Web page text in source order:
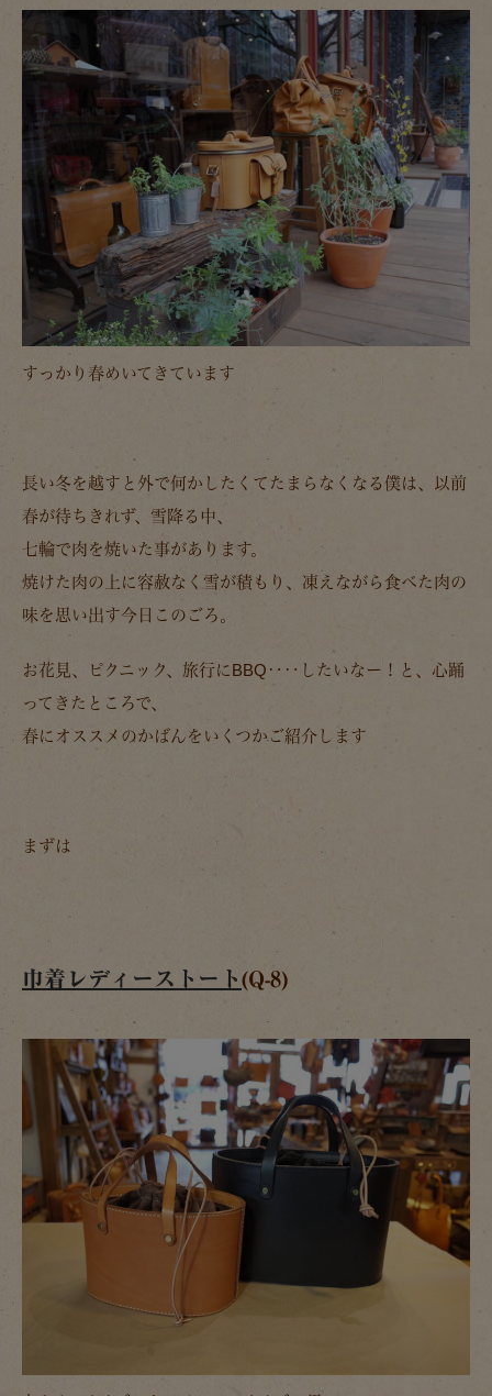
すっかり春めいてきています
長い冬を越すと外で何かしたくてたまらなくなる僕は、以前
春が待ちきれず、雪降る中、
七輪で肉を焼いた事があります。
焼けた肉の上に容赦なく雪が積もり、凍えながら食べた肉の
味を思い出す今日このごろ。
お花見、ピクニック、旅行にBBQ‥‥したいなー！と、心踊
ってきたところで、
春にオススメのかばんをいくつかご紹介します
まずは
巾着レディーストート (Q-8)